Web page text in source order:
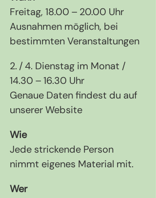
Freitag, 18.00 – 20.00 Uhr
Ausnahmen möglich, bei
bestimmten Veranstaltungen
2. / 4. Dienstag im Monat /
14.30 – 16.30 Uhr
Genaue Daten findest du auf
unserer Website
Wie
Jede strickende Person
nimmt eigenes Material mit.
Wer